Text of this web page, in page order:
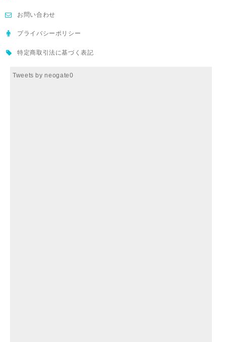
お問い合わせ
プライバシーポリシー
特定商取引法に基づく表記
Tweets by neogate0